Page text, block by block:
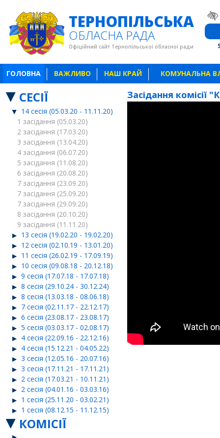
ТЕРНОПІЛЬСЬКА
ОБЛАСНА РАДА
Офіційний сайт Тернопільської обласної ради
ГОЛОВНА ВАЖЛИВО НАШ КРАЙ КОМУНАЛЬНА
СЕСІЇ
14 сесія (05.03.20 - 11.11.20)
1 засідання (05.03.20)
2 засідання (17.03.20)
3 засідання (13.04.20)
4 засідання (06.07.20)
5 засідання (11.08.20)
6 засідання (20.08.20)
7 засідання (23.09.20)
7 засідання (25.09.20)
7 засідання (29.09.20)
8 засідання (20.10.20)
9 засідання (11.11.20)
13 сесія (19.02.20 - 19.02.20)
12 сесія (02.10.19 - 13.01.20)
11 сесія (26.02.19 - 17.09.19)
10 сесія (09.08.18 - 20.12.18)
9 сесія (17.07.18 - 17.07.18)
8 сесія (29.10.24 - 30.12.24)
8 сесія (13.03.18 - 08.06.18)
7 сесія (02.11.17 - 22.12.17)
6 сесія (23.08.17 - 23.08.17)
5 сесія (03.03.17 - 02.08.17)
4 сесія (22.09.16 - 22.12.16)
4 сесія (15.12.21 - 04.05.22)
3 сесія (12.05.16 - 20.07.16)
3 сесія (17.11.21 - 17.11.21)
2 сесія (17.03.21 - 10.11.21)
2 сесія (04.01.16 - 03.03.16)
1 сесія (25.11.20 - 03.02.21)
1 сесія (08.12.15 - 11.12.15)
КОМІСІЇ
Засідання комісії